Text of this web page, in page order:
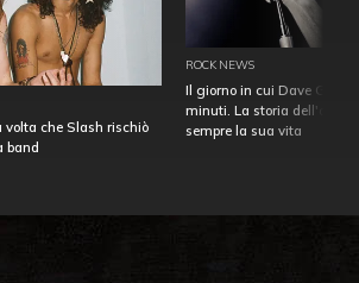
volta che Slash rischiò
band
ROCK NEWS
Il giorno in cui Dave
minuti. La storia
sempre la sua vita